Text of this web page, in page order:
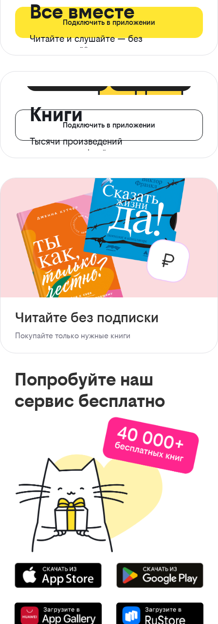
Все вместе
Читайте и слушайте — без
ограничений*
Подключить в приложении
Книги
Тысячи произведений
с доступом офлайн
Подключить в приложении
Читайте без подписки
Покупайте только нужные книги
Попробуйте наш
сервис бесплатно